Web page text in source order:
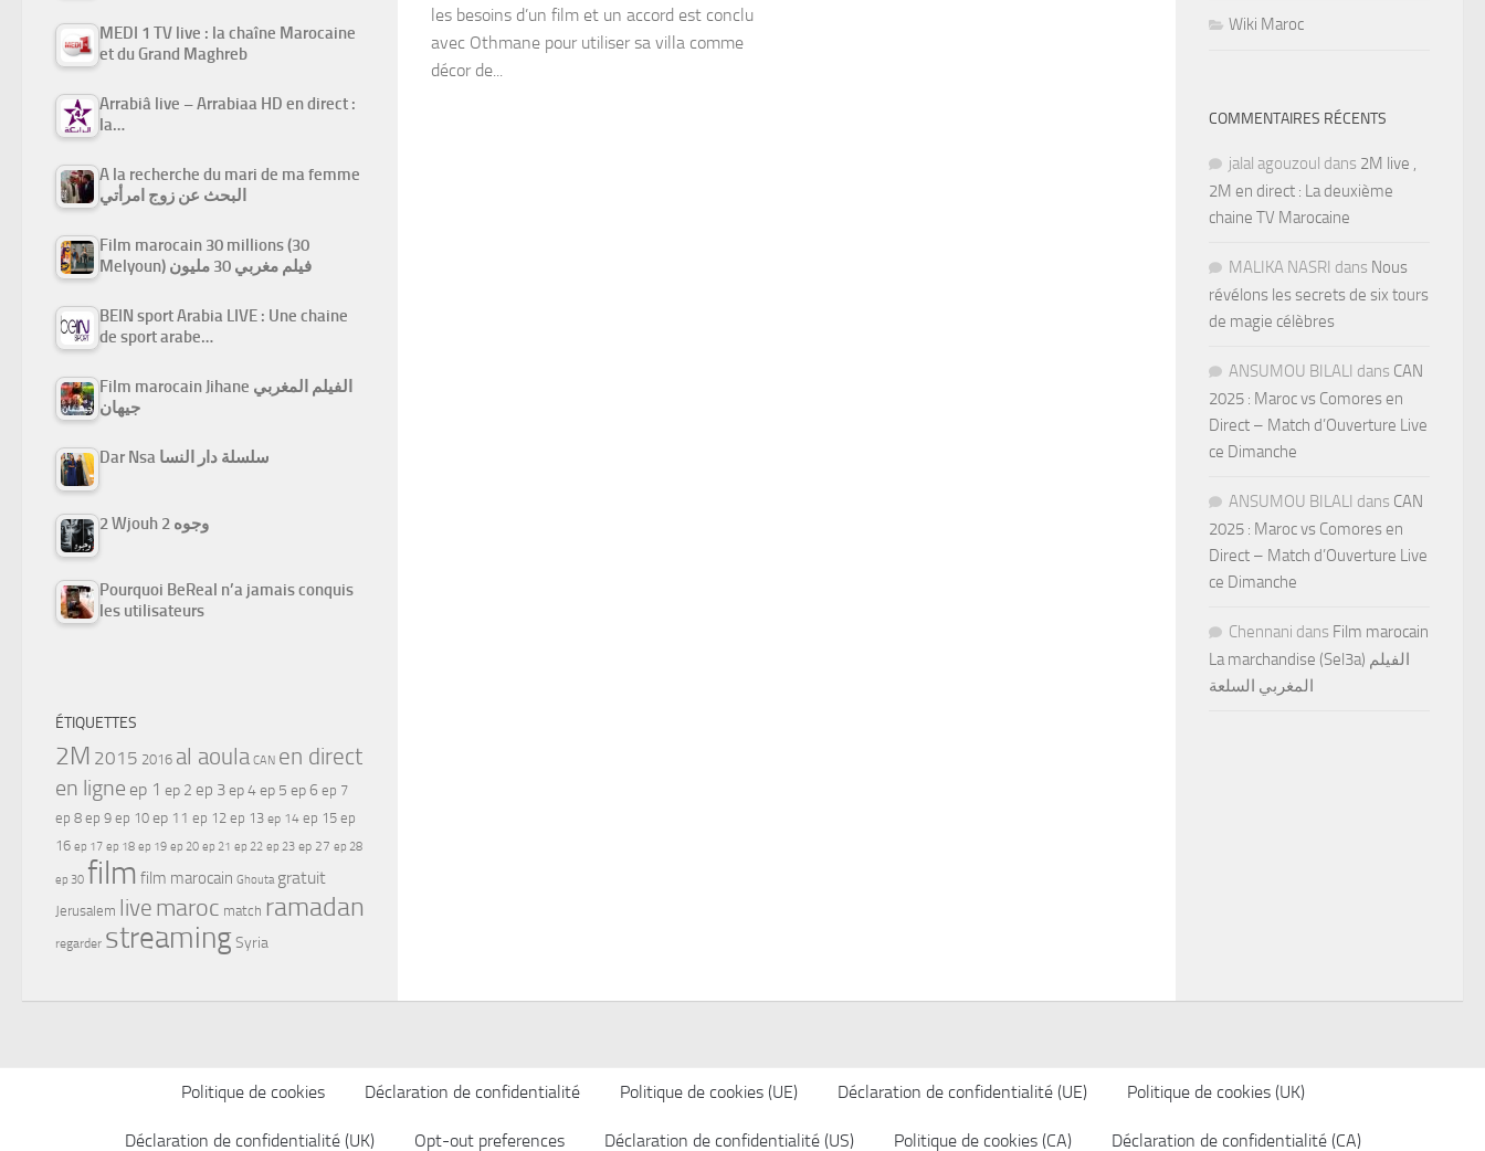
les besoins d’un film et un accord est conclu
avec Othmane pour utiliser sa villa comme
décor de...
MEDI 1 TV live : la chaîne Marocaine
et du Grand Maghreb
Arrabiâ live – Arrabiaa HD en direct :
la…
A la recherche du mari de ma femme
البحث عن زوج امرأتي
Film marocain 30 millions (30
Melyoun) فيلم مغربي 30 مليون
BEIN sport Arabia LIVE : Une chaine
de sport arabe…
Film marocain Jihane الفيلم المغربي
جيهان
Dar Nsa سلسلة دار النسا
2 Wjouh 2 وجوه
Pourquoi BeReal n’a jamais conquis
les utilisateurs
ÉTIQUETTES
2M 2015 2016 al aoula CAN en direct
en ligne ep 1 ep 2 ep 3ep 4ep 5 ep 6 ep 7
ep 8 ep 9 ep 10 ep 11 ep 12 ep 13 ep 14 ep 15 ep
16 ep 17 ep 18 ep 19 ep 20 ep 21 ep 22 ep 23 ep 27 ep 28
ep 30 film film marocain Ghouta gratuit
Jerusalem live maroc match ramadan
regarder streamingSyria
Wiki Maroc
COMMENTAIRES RÉCENTS
jalal agouzoul dans 2M live ,
2M en direct : La deuxième
chaine TV Marocaine
MALIKA NASRI dans Nous
révélons les secrets de six tours
de magie célèbres
ANSUMOU BILALI dans CAN
2025 : Maroc vs Comores en
Direct – Match d’Ouverture Live
ce Dimanche
ANSUMOU BILALI dans CAN
2025 : Maroc vs Comores en
Direct – Match d’Ouverture Live
ce Dimanche
Chennani dans Film marocain
La marchandise (Sel3a) الفيلم
المغربي السلعة
Politique de cookies Déclaration de confidentialité Politique de cookies (UE) Déclaration de confidentialité (UE) Politique de cookies (UK)
Déclaration de confidentialité (UK) Opt-out preferences Déclaration de confidentialité (US) Politique de cookies (CA) Déclaration de confidentialité (CA)